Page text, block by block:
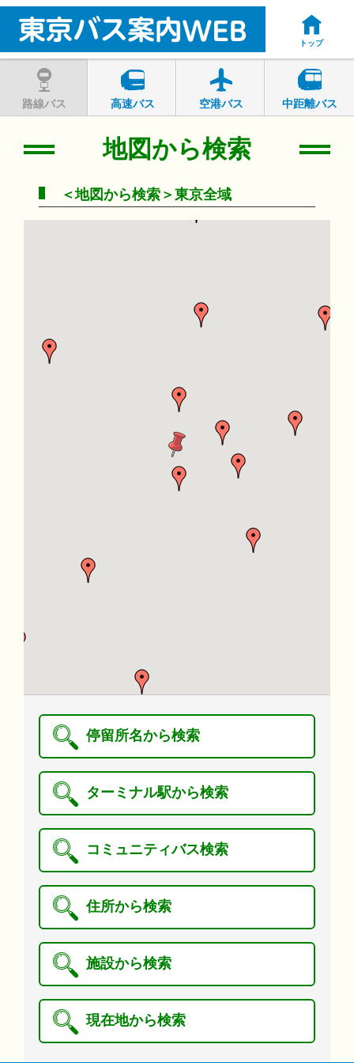
トップ
路線バス 高速バス 空港バス 中距離バス
地図から検索
＜地図から検索＞東京全域
停留所名から検索
ターミナル駅から検索
コミュニティバス検索
住所から検索
施設から検索
現在地から検索